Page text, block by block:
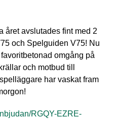
året avslutades fint med 2
och Spelguiden V75! Nu
omgång på
och motbud till
har vaskat fram
RGQY-EZRE-